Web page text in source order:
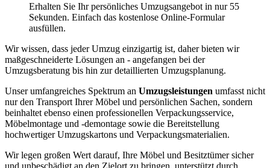
Erhalten Sie Ihr persönliches Umzugsangebot in nur 55
Sekunden. Einfach das kostenlose Online-Formular
ausfüllen.
Wir wissen, dass jeder Umzug einzigartig ist, daher bieten wir
maßgeschneiderte Lösungen an - angefangen bei der
Umzugsberatung bis hin zur detaillierten Umzugsplanung.
Unser umfangreiches Spektrum an Umzugsleistungen umfasst nicht
nur den Transport Ihrer Möbel und persönlichen Sachen, sondern
beinhaltet ebenso einen professionellen Verpackungsservice,
Möbelmontage und -demontage sowie die Bereitstellung
hochwertiger Umzugskartons und Verpackungsmaterialien.
Wir legen großen Wert darauf, Ihre Möbel und Besitztümer sicher
und unbeschädigt an den Zielort zu bringen, unterstützt durch